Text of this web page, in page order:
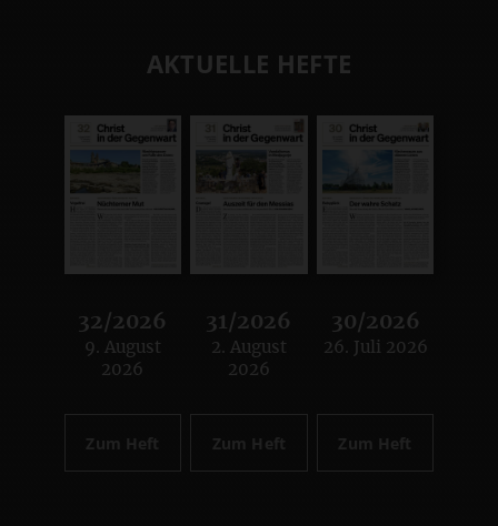
AKTUELLE HEFTE
32/2026
:
9. August
2026
Zum Heft
31/2026
:
2. August
2026
Zum Heft
30/2026
:
26. Juli 2026
Zum Heft